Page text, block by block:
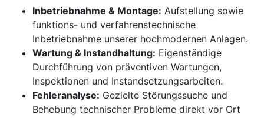
Inbetriebnahme & Montage: Aufstellung sowie
funktions- und verfahrenstechnische
Inbetriebnahme unserer hochmodernen Anlagen.
Wartung & Instandhaltung: Eigenständige
Durchführung von präventiven Wartungen,
Inspektionen und Instandsetzungsarbeiten.
Fehleranalyse: Gezielte Störungssuche und
Behebung technischer Probleme direkt vor Ort